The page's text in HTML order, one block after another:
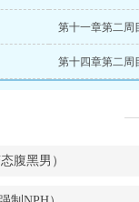
第十一章第二周
第十四章第二周
腹黑男）